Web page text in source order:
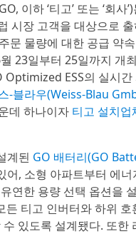
이하 ‘티고’ 또는 ‘회사
시장 고객을 대상으로
문 물량에 대한 공급 약
23일부터 25일까지 개
Optimized ESS의 실시
-블라우(Weiss-Blau
데 하나이자 티고 설치
계된 GO 배터리(GO
, 소형 아파트부터 에
연한 용량 선택 옵션을
티고 인버터와 하위
있도록 설계됐다. 또한